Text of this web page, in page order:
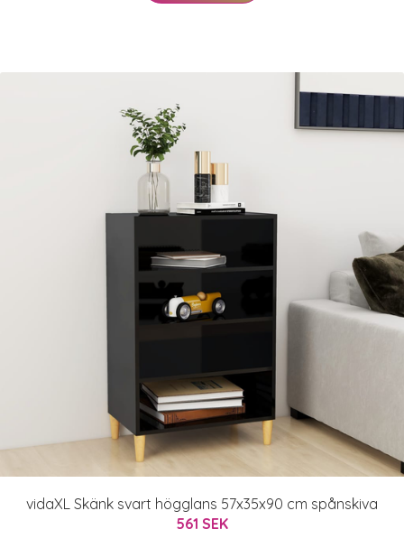
vidaXL Skänk svart högglans 57x35x90 cm spånskiva
561 SEK